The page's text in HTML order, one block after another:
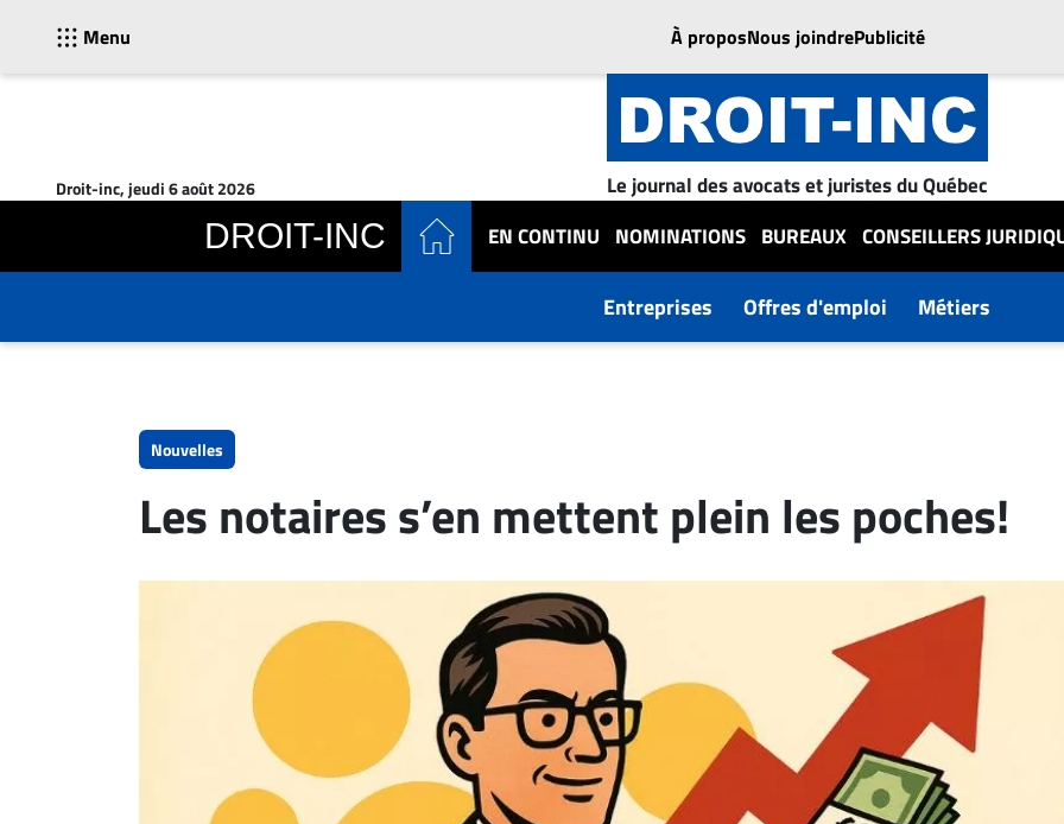
Menu À proposNous joindrePublicité
Droit-inc, jeudi 6 août 2026 Le journal des avocats et juristes du Québec
DROIT-INC EN CONTINU NOMINATIONS BUREAUX CONSEILLERS
Entreprises Offres d'emploi Métiers
En
Nominations
Conseillers
CARRIÈRE
Nouvelles
Les notaires s’en mettent plein les poches!